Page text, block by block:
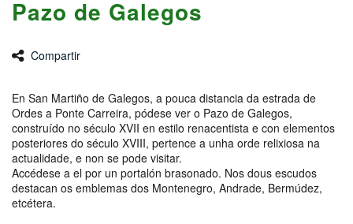
Pazo de Galegos
Compartir
En San Martiño de Galegos, a pouca distancia da estrada de
Ordes a Ponte Carreira, pódese ver o Pazo de Galegos,
construído no século XVII en estilo renacentista e con elementos
posteriores do século XVIII, pertence a unha orde relixiosa na
actualidade, e non se pode visitar.
Accédese a el por un portalón brasonado. Nos dous escudos
destacan os emblemas dos Montenegro, Andrade, Bermúdez,
etcétera.